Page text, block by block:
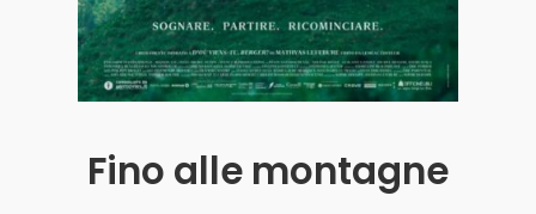
Fino alle montagne